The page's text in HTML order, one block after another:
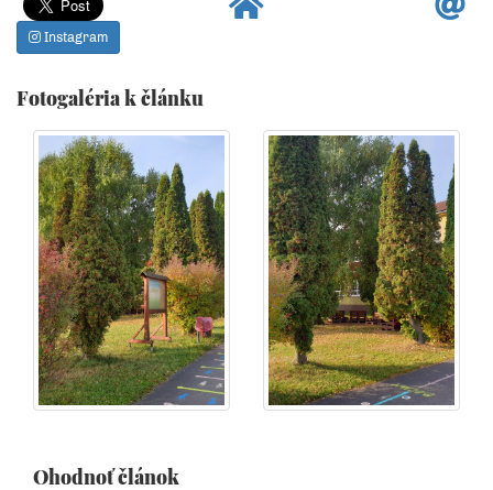
Instagram
Fotogaléria k článku
Ohodnoť článok